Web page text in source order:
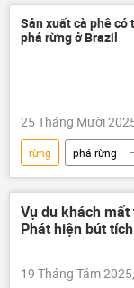
Quan điểm-Ý kiến
Nhà khoa học
Sản xuất cà phê có
phá rừng ở Brazil
25 Tháng Mười
rừng phá rừng
Thế giới
sinh thái-môi trường
Vụ du khách
Phát hiện bút
19 Tháng Tám